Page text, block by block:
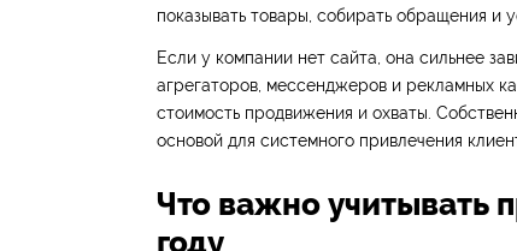
показывать товары, собирать обращения и
Если у компании нет сайта, она сильнее
агрегаторов, мессенджеров и рекламных
стоимость продвижения и охваты.
основой для системного привлечения
Что важно учитывать
году